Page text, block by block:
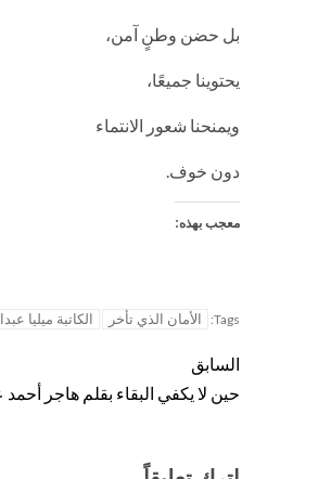
بل حضن وطنٍ آمن،
يحتوينا جميعًا،
ويمنحنا شعور الانتماء
دون خوف.
معجب بهذه:
Tags: الأمان الذي تأخر الكاتبة ميليا
السابق
حين لا يكفي البقاء بقلم هاجر أحمد